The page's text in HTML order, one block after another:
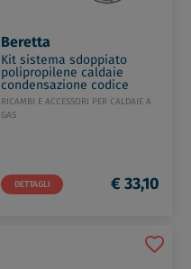
Beretta
Kit sistema sdoppiato
polipropilene caldaie
condensazione codice
prod: 20137523
RICAMBI E ACCESSORI PER CALDAIE A
GAS
DETTAGLI € 33,10